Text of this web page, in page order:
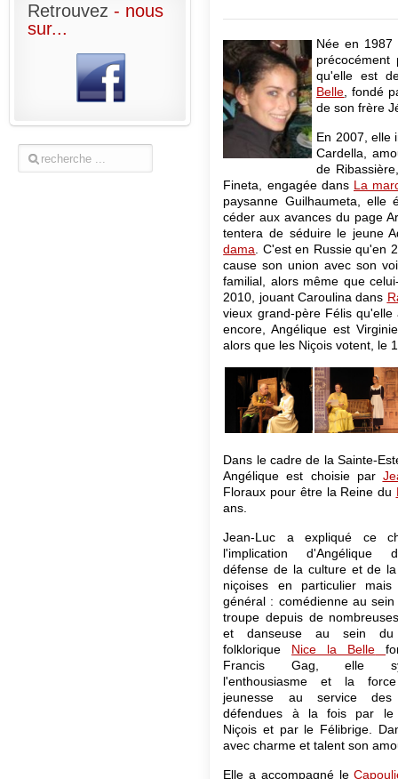
Née en 1987
précocément
qu'elle est
Belle , fondé
de son frère
En 2007, elle
Cardella,
de
Fineta, engagée dans La
paysanne Guilhaumeta, elle
céder aux avances du page
tentera de séduire le jeune
dama . C'est en Russie qu'en
cause son union avec son
familial, alors même que
2010, jouant Caroulina dans
vieux grand-père Félis
encore, Angélique est
alors que les Niçois votent, le
Dans le cadre de la Sainte-
Angélique est choisie par
Floraux pour être la Reine du
ans.
Jean-Luc a expliqué ce
l'implication d'Angélique
défense de la culture et de
niçoises en particulier
général : comédienne au
troupe depuis de
et danseuse au sein du
folklorique Nice la Belle
Francis Gag, elle
l'enthousiasme et la
jeunesse au service des
défendues à la fois par le
Niçois et par le Félibrige.
avec charme et talent son
Elle a accompagné le
Retrouvez - nous
sur...